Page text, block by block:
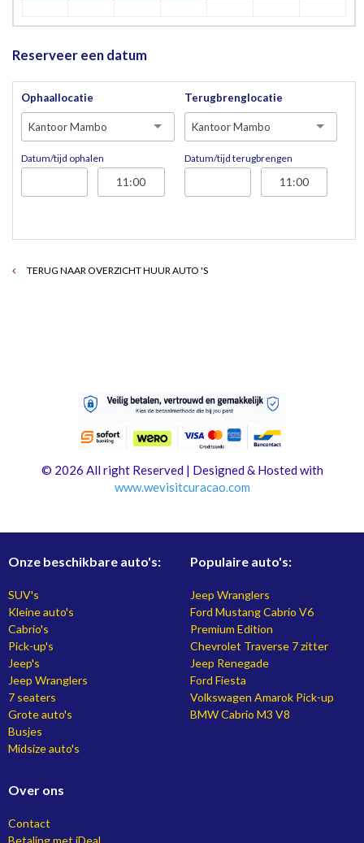
Reserveer een datum
Ophaallocatie
Kantoor Mambo
Datum/tijd ophalen
Terugbrenglocatie
Kantoor Mambo
Datum/tijd terugbrengen
TERUG NAAR OVERZICHT HUUR AUTO 'S
© 2026 All right Reserved | Designed & Hosted with
www.wevisitcuracao.com
Onze beschikbare auto's:
SUV's
Kleine auto's
Cabrio's
Pick-up's
Jeep's
Jeep Wranglers
7 seaters
Grote auto's
Busjes
Midsize auto's
Populaire auto's:
Jeep Wranglers
Ford Mustang Cabrio V6
Premium Edition
Chevrolet Traverse 7 zitter
Jeep Renegade
Ford Fiesta
Volkswagen Amarok Pick-up
BMW Cabrio M3 V8
Over ons
Contact